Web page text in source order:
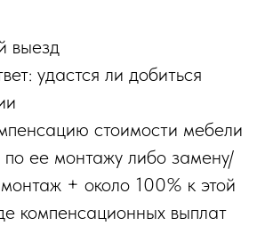
выезд
удастся ли добиться
стоимости мебели
по ее монтажу либо замену/
+ около 100% к этой
компенсационных выплат